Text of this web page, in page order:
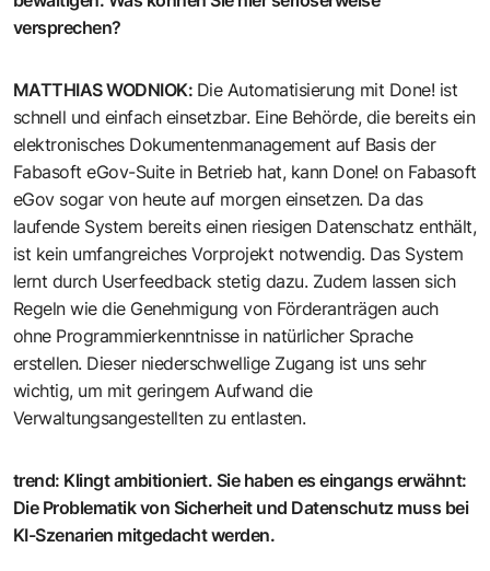
versprechen?
MATTHIAS WODNIOK: Die Automatisierung mit Done! ist
schnell und einfach einsetzbar. Eine Behörde, die bereits ein
elektronisches Dokumentenmanagement auf Basis der
Fabasoft eGov-Suite in Betrieb hat, kann Done! on Fabasoft
eGov sogar von heute auf morgen einsetzen. Da das
laufende System bereits einen riesigen Datenschatz enthält,
ist kein umfangreiches Vorprojekt notwendig. Das System
lernt durch Userfeedback stetig dazu. Zudem lassen sich
Regeln wie die Genehmigung von Förderanträgen auch
ohne Programmierkenntnisse in natürlicher Sprache
erstellen. Dieser niederschwellige Zugang ist uns sehr
wichtig, um mit geringem Aufwand die
Verwaltungsangestellten zu entlasten.
trend: Klingt ambitioniert. Sie haben es eingangs erwähnt:
Die Problematik von Sicherheit und Datenschutz muss bei
KI-Szenarien mitgedacht werden.